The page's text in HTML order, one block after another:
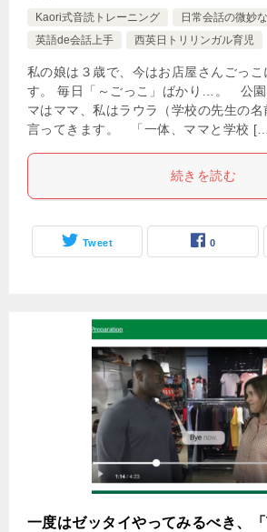
Kaori式音読トレーニング
日常会話の微妙
英語de会話上手
西英日トリリンガル育児
私の娘は３歳で、今はお店屋さんごっこ
す。 毎日「～ごっこ」ばかり…。 公園
マはママ、私はラウラ（学校の先生の名
言ってきます。 「一体、ママと学校
続きを読む
Tweet 0
一度はゼッタイやってみるべき、